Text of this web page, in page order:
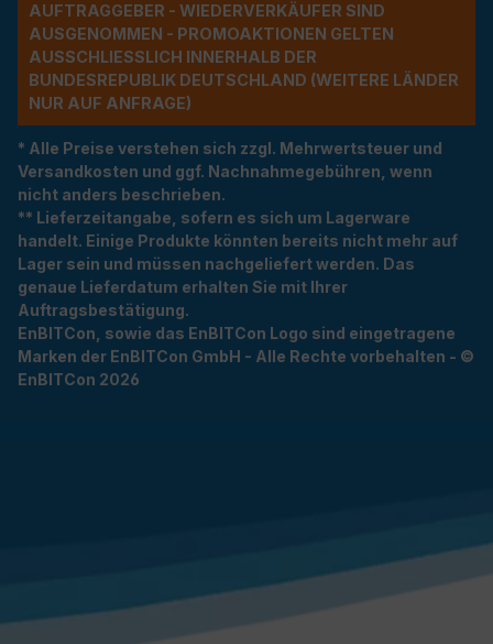
UFTRAGGEBER - WIEDERVERKÄUFER SIND A
USGENOMMEN - PROMOAKTIONEN GELTEN A
USSCHLIESSLICH INNERHALB DER BU
NDESREPUBLIK DEUTSCHLAND (WEITERE LÄNDER NU
R AUF ANFRAGE)
* Alle Preise verstehen sich zzgl. Mehrwertsteuer und
Versandkosten und ggf. Nachnahmegebühren, wenn
nicht anders beschrieben.
** Lieferzeitangabe, sofern es sich um Lagerware
handelt. Einige Produkte könnten bereits nicht mehr auf
Lager sein und müssen nachgeliefert werden. Das
genaue Lieferdatum erhalten Sie mit Ihrer
Auftragsbestätigung.
EnBITCon, sowie das EnBITCon Logo sind eingetragene
Marken der EnBITCon GmbH - Alle Rechte vorbehalten - ©
EnBITCon 2026